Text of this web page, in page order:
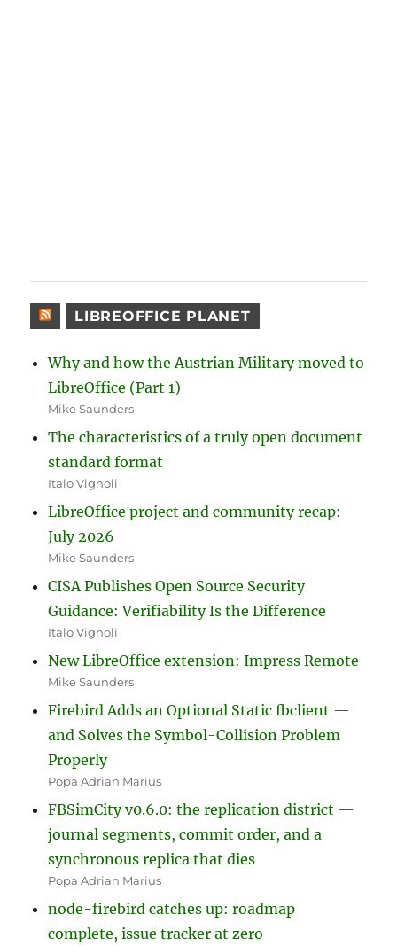
LIBREOFFICE PLANET
Why and how the Austrian Military moved to
LibreOffice (Part 1)
Mike Saunders
The characteristics of a truly open document
standard format
Italo Vignoli
LibreOffice project and community recap:
July 2026
Mike Saunders
CISA Publishes Open Source Security
Guidance: Verifiability Is the Difference
Italo Vignoli
New LibreOffice extension: Impress Remote
Mike Saunders
Firebird Adds an Optional Static fbclient —
and Solves the Symbol-Collision Problem
Properly
Popa Adrian Marius
FBSimCity v0.6.0: the replication district —
journal segments, commit order, and a
synchronous replica that dies
Popa Adrian Marius
node-firebird catches up: roadmap
complete, issue tracker at zero